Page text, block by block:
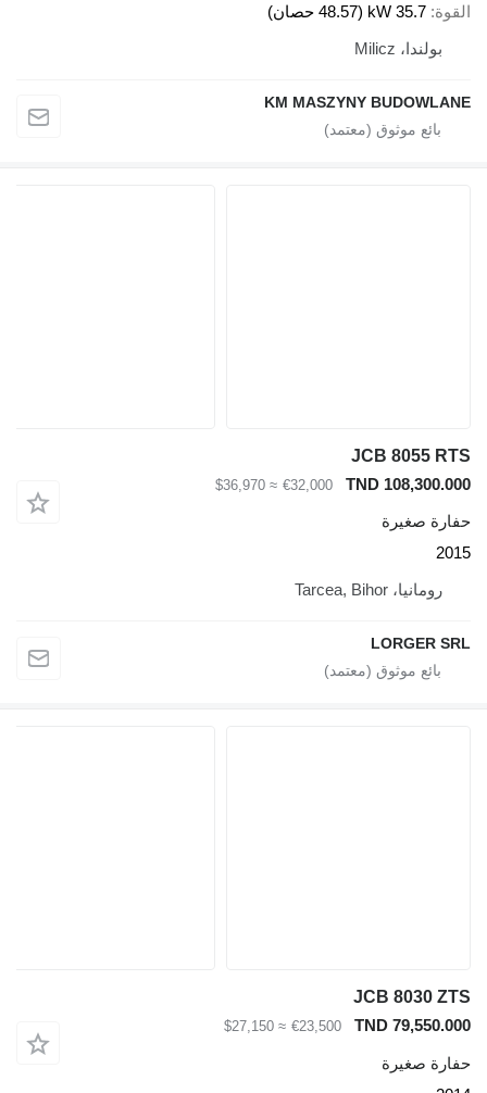
35.7 kW (48.57 حصان)
بولندا، Milicz
KM MASZYNY
JCB 8055
TND
€32,000
≈ $36,970
صغيرة
رومانيا، Tarcea, Bihor
LORGER
JCB 8030
TND
€23,500
≈ $27,150
صغيرة